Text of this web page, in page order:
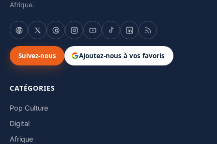
Afrique.
Suivez-nous Ajoutez-nous à vos favoris
CATÉGORIES
Pop Culture
Digital
Afrique